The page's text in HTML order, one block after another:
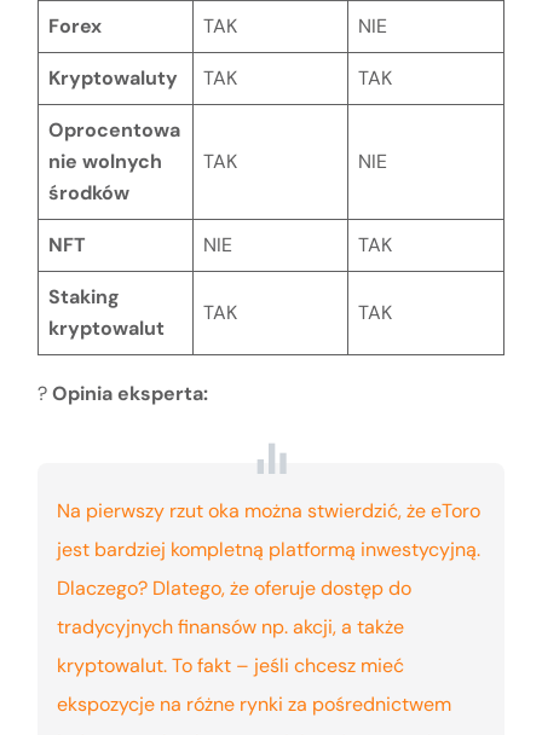
Forex TAK NIE
Kryptowaluty TAK TAK
Oprocentowa
nie wolnych
środków
TAK NIE
NFT NIE TAK
Staking
kryptowalut
TAK TAK
?️Opinia eksperta:
Na pierwszy rzut oka można stwierdzić, że eToro
jest bardziej kompletną platformą inwestycyjną.
Dlaczego? Dlatego, że oferuje dostęp do
tradycyjnych finansów np. akcji, a także
kryptowalut. To fakt – jeśli chcesz mieć
ekspozycje na różne rynki za pośrednictwem